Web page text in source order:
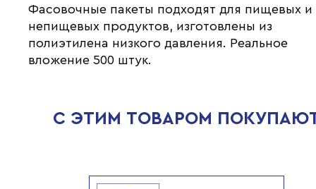
Фасовочные пакеты подходят для пищевых и
непищевых продуктов, изготовлены из
полиэтилена низкого давления. Реальное
вложение 500 штук.
С ЭТИМ ТОВАРОМ